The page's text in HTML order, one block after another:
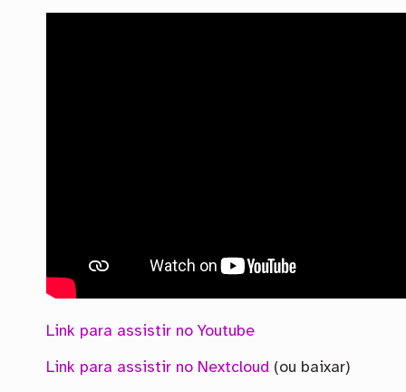
Link para assistir no Youtube
Link para assistir no Nextcloud(ou baixar)